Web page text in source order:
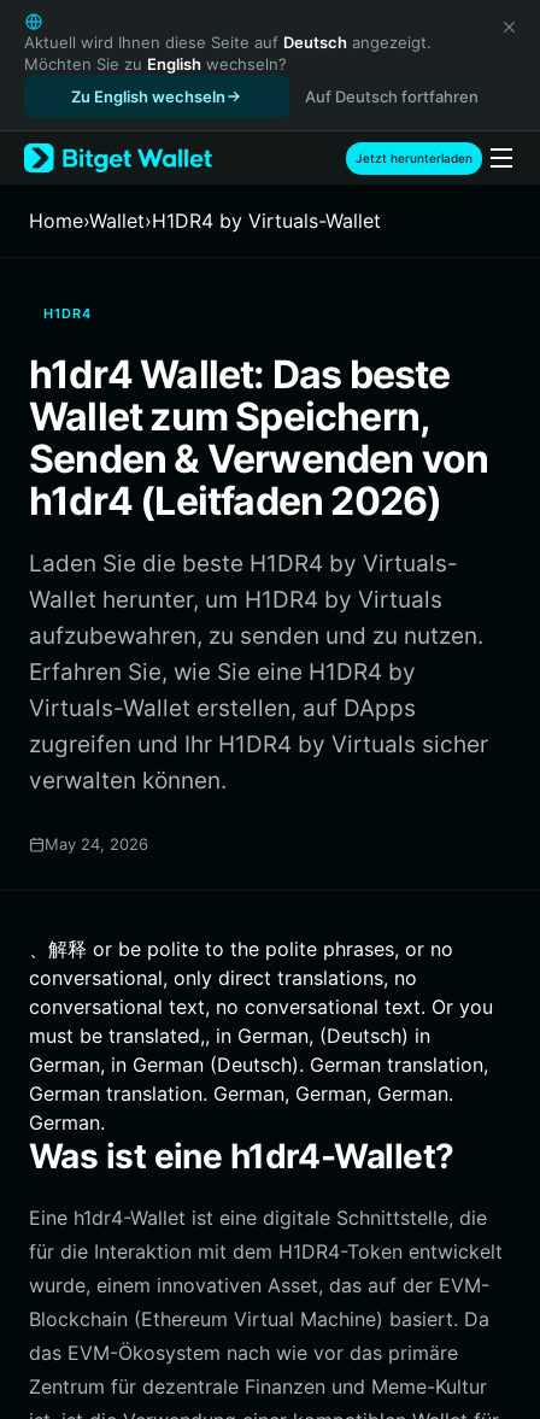
English
日本語
Tiếng Việt
Русский
Español (Latinoamérica)
Türkçe
Français
繁體中文
Bahasa Indonesia
ภาษาไทย
हिन्दी
Español
Português (Brasil)
Aktuell wird Ihnen diese Seite auf Deutsch angezeigt.
Möchten Sie zu English wechseln?
Zu English wechseln
Auf Deutsch fortfahren
Jetzt herunterladen
Home›Wallet›H1DR4 by Virtuals-Wallet
H1DR4
h1dr4 Wallet: Das beste
Wallet zum Speichern,
Senden & Verwenden von
h1dr4 (Leitfaden 2026)
Laden Sie die beste H1DR4 by Virtuals-
Wallet herunter, um H1DR4 by Virtuals
aufzubewahren, zu senden und zu nutzen.
Erfahren Sie, wie Sie eine H1DR4 by
Virtuals-Wallet erstellen, auf DApps
zugreifen und Ihr H1DR4 by Virtuals sicher
verwalten können.
May 24, 2026
、解释 or be polite to the polite phrases, or no
conversational, only direct translations, no
conversational text, no conversational text. Or you
must be translated,, in German, (Deutsch) in
German, in German (Deutsch). German translation,
German translation. German, German, German.
German.
Was ist eine h1dr4-Wallet?
Eine h1dr4-Wallet ist eine digitale Schnittstelle, die
für die Interaktion mit dem H1DR4-Token entwickelt
wurde, einem innovativen Asset, das auf der EVM-
Blockchain (Ethereum Virtual Machine) basiert. Da
das EVM-Ökosystem nach wie vor das primäre
Zentrum für dezentrale Finanzen und Meme-Kultur